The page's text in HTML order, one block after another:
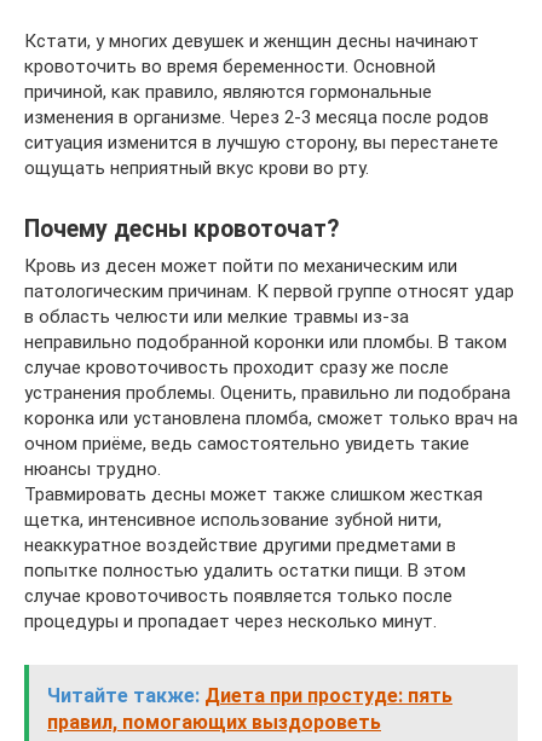
Кстати, у многих девушек и женщин десны начинают
кровоточить во время беременности. Основной
причиной, как правило, являются гормональные
изменения в организме. Через 2-3 месяца после родов
ситуация изменится в лучшую сторону, вы перестанете
ощущать неприятный вкус крови во рту.
Почему десны кровоточат?
Кровь из десен может пойти по механическим или
патологическим причинам. К первой группе относят удар
в область челюсти или мелкие травмы из-за
неправильно подобранной коронки или пломбы. В таком
случае кровоточивость проходит сразу же после
устранения проблемы. Оценить, правильно ли подобрана
коронка или установлена пломба, сможет только врач на
очном приёме, ведь самостоятельно увидеть такие
нюансы трудно.
Травмировать десны может также слишком жесткая
щетка, интенсивное использование зубной нити,
неаккуратное воздействие другими предметами в
попытке полностью удалить остатки пищи. В этом
случае кровоточивость появляется только после
процедуры и пропадает через несколько минут.
Читайте также: Диета при простуде: пять
правил, помогающих выздороветь